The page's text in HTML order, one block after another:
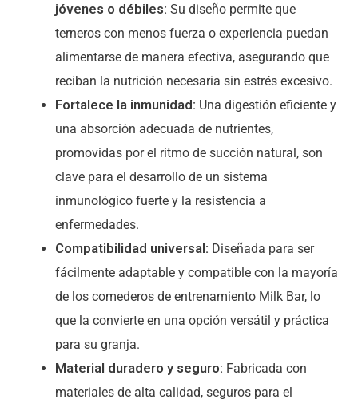
jóvenes o débiles: Su diseño permite que
terneros con menos fuerza o experiencia puedan
alimentarse de manera efectiva, asegurando que
reciban la nutrición necesaria sin estrés excesivo.
Fortalece la inmunidad: Una digestión eficiente y
una absorción adecuada de nutrientes,
promovidas por el ritmo de succión natural, son
clave para el desarrollo de un sistema
inmunológico fuerte y la resistencia a
enfermedades.
Compatibilidad universal: Diseñada para ser
fácilmente adaptable y compatible con la mayoría
de los comederos de entrenamiento Milk Bar, lo
que la convierte en una opción versátil y práctica
para su granja.
Material duradero y seguro: Fabricada con
materiales de alta calidad, seguros para el